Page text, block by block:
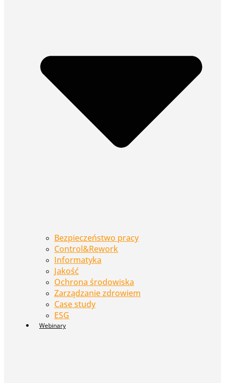
Bezpieczeństwo pracy
Control&Rework
Informatyka
Jakość
Ochrona środowiska
Zarządzanie zdrowiem
Case study
ESG
Webinary